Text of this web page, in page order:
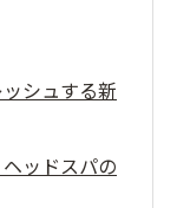
シュする新
ッドスパの